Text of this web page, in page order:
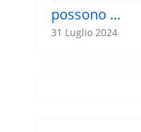
possono …
31 Luglio 2024